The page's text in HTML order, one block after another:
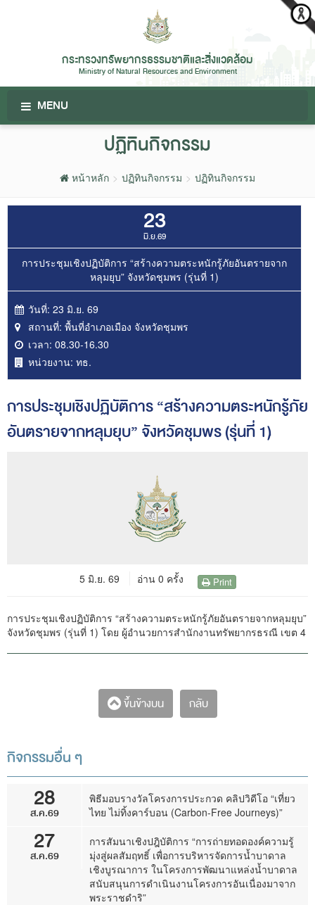
กระทรวงทรัพยากรธรรมชาติและสิ่งแวดล้อม
Ministry of Natural Resources and Environment
MENU
ปฏิทินกิจกรรม
หน้าหลัก ปฏิทินกิจกรรม ปฏิทินกิจกรรม
23
มิ.ย.69
การประชุมเชิงปฏิบัติการ “สร้างความตระหนักรู้ภัยอันตรายจาก
หลุมยุบ” จังหวัดชุมพร (รุ่นที่ 1)
วันที่: 23 มิ.ย. 69
สถานที่: พื้นที่อำเภอเมือง จังหวัดชุมพร
เวลา: 08.30-16.30
หน่วยงาน: ทธ.
การประชุมเชิงปฏิบัติการ “สร้างความตระหนักรู้ภัย
อันตรายจากหลุมยุบ” จังหวัดชุมพร (รุ่นที่ 1)
5 มิ.ย. 69 อ่าน 0 ครั้ง Print
การประชุมเชิงปฏิบัติการ “สร้างความตระหนักรู้ภัยอันตรายจากหลุมยุบ”
จังหวัดชุมพร (รุ่นที่ 1) โดย ผู้อำนวยการสำนักงานทรัพยากรธรณี เขต 4
ขึ้นข้างบน กลับ
กิจกรรมอื่น ๆ
28
ส.ค.69
พิธีมอบรางวัลโครงการประกวด คลิปวิดีโอ “เที่ยว
ไทย ไม่ทิ้งคาร์บอน (Carbon-Free Journeys)”
27
ส.ค.69
การสัมนาเชิงปฎิบัติการ “การถ่ายทอดองค์ความรู้
มุ่งสู่ผลสัมฤทธิ์ เพื่อการบริหารจัดการน้ำบาดาล
เชิงบูรณาการ ในโครงการพัฒนาแหล่งน้ำบาดาล
สนับสนุนการดำเนินงานโครงการอันเนื่องมาจาก
พระราชดำริ”